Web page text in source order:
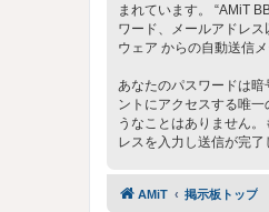
まれています。 “AMiT
ワード、メールアドレ
ウェア からの自動送信
あなたのパスワードは
ントにアクセスする唯
うなことはありません
レスを入力し送信が完
AMiT 掲示板トップ